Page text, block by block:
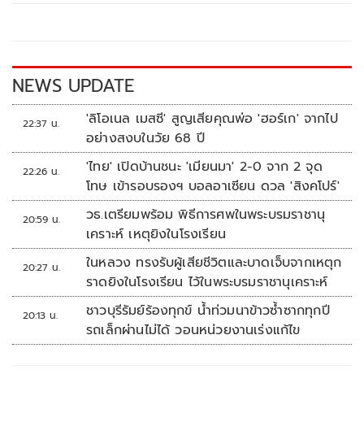
k k
NEWS UPDATE
22:37 น.
'ลิโอเนล เมสซี' สูญเสียคุณพ่อ 'ฮอร์เก' จากไป
อย่างสงบในวัย 68 ปี
22:26 น.
'ไทย' เปิดบ้านชนะ 'เมียนมา' 2-0 จาก 2 จุด
โทษ เข้ารอบรองฯ บอลอาเซียน ดวล 'สิงคโปร์'
20:59 น.
วธ.เตรียมพร้อม พิธีการศพในพระบรมราชานุ
เคราะห์ เหตุยิงในโรงเรียน
20:27 น.
ในหลวง ทรงรับผู้เสียชีวิตและบาดเจ็บจากเหตุก
ราดยิงในโรงเรียน ไว้ในพระบรมราชานุเคราะห์
20:13 น.
ชาวบุรีรัมย์ร้องทุกข์ น้ำท่วมนาข้าวซ้ำซากทุกปี
รถเล็กผ่านไม่ได้ วอนหน่วยงานเร่งแก้ไข